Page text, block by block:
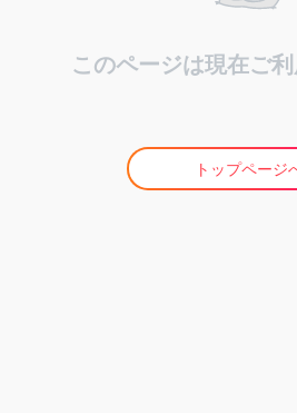
このページは現在ご